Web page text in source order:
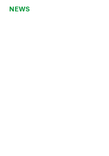
Magnet
NEWS